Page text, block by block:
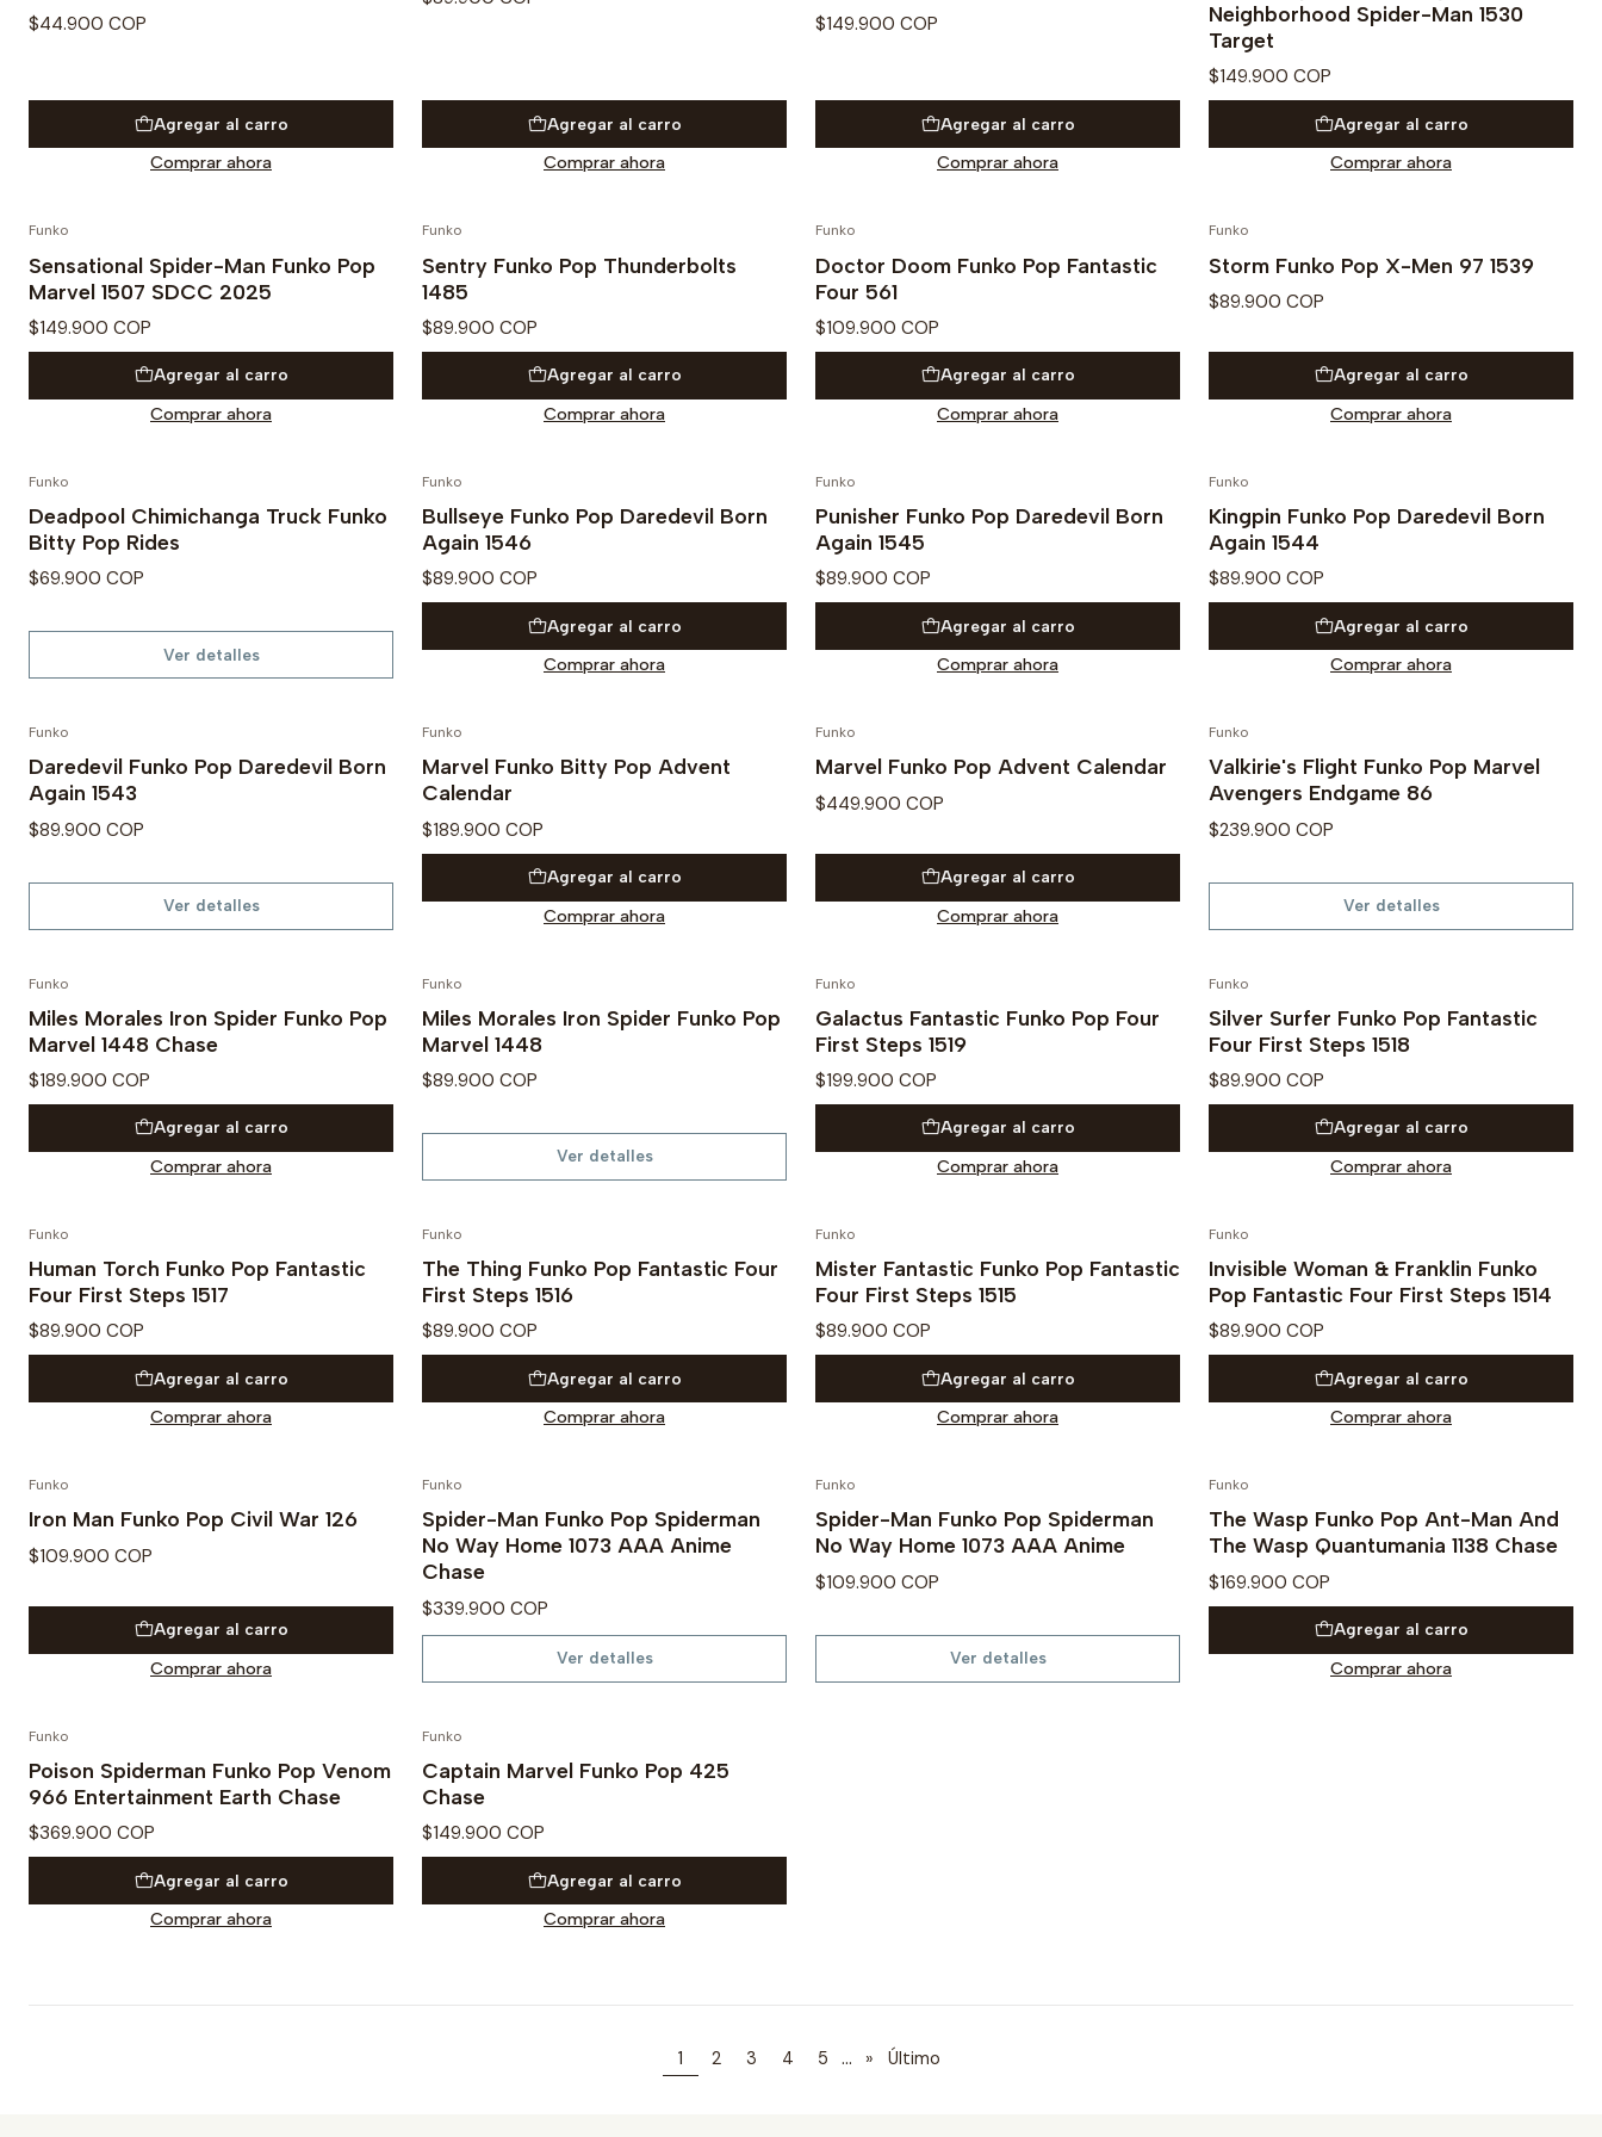
$44.900 COP
Agregar al carro
Comprar ahora
Agregar al carro
Comprar ahora
$149.900 COP
Agregar al carro
Comprar ahora
Neighborhood Spider-Man 1530
Target
$149.900 COP
Agregar al carro
Comprar ahora
Funko
Sensational Spider-Man Funko Pop
Marvel 1507 SDCC 2025
$149.900 COP
Agregar al carro
Comprar ahora
Funko
Sentry Funko Pop Thunderbolts
1485
$89.900 COP
Agregar al carro
Comprar ahora
Funko
Doctor Doom Funko Pop Fantastic
Four 561
$109.900 COP
Agregar al carro
Comprar ahora
Funko
Storm Funko Pop X-Men 97 1539
$89.900 COP
Agregar al carro
Comprar ahora
Funko
Deadpool Chimichanga Truck Funko
Bitty Pop Rides
$69.900 COP
Ver detalles
Funko
Bullseye Funko Pop Daredevil Born
Again 1546
$89.900 COP
Agregar al carro
Comprar ahora
Funko
Punisher Funko Pop Daredevil Born
Again 1545
$89.900 COP
Agregar al carro
Comprar ahora
Funko
Kingpin Funko Pop Daredevil Born
Again 1544
$89.900 COP
Agregar al carro
Comprar ahora
Funko
Daredevil Funko Pop Daredevil Born
Again 1543
$89.900 COP
Ver detalles
Funko
Marvel Funko Bitty Pop Advent
Calendar
$189.900 COP
Agregar al carro
Comprar ahora
Funko
Marvel Funko Pop Advent Calendar
$449.900 COP
Agregar al carro
Comprar ahora
Funko
Valkirie's Flight Funko Pop Marvel
Avengers Endgame 86
$239.900 COP
Ver detalles
Funko
Miles Morales Iron Spider Funko Pop
Marvel 1448 Chase
$189.900 COP
Agregar al carro
Comprar ahora
Funko
Miles Morales Iron Spider Funko Pop
Marvel 1448
$89.900 COP
Ver detalles
Funko
Galactus Fantastic Funko Pop Four
First Steps 1519
$199.900 COP
Agregar al carro
Comprar ahora
Funko
Silver Surfer Funko Pop Fantastic
Four First Steps 1518
$89.900 COP
Agregar al carro
Comprar ahora
Funko
Human Torch Funko Pop Fantastic
Four First Steps 1517
$89.900 COP
Agregar al carro
Comprar ahora
Funko
The Thing Funko Pop Fantastic Four
First Steps 1516
$89.900 COP
Agregar al carro
Comprar ahora
Funko
Mister Fantastic Funko Pop Fantastic
Four First Steps 1515
$89.900 COP
Agregar al carro
Comprar ahora
Funko
Invisible Woman & Franklin Funko
Pop Fantastic Four First Steps 1514
$89.900 COP
Agregar al carro
Comprar ahora
Funko
Iron Man Funko Pop Civil War 126
$109.900 COP
Agregar al carro
Comprar ahora
Funko
Spider-Man Funko Pop Spiderman
No Way Home 1073 AAA Anime
Chase
$339.900 COP
Ver detalles
Funko
Spider-Man Funko Pop Spiderman
No Way Home 1073 AAA Anime
$109.900 COP
Ver detalles
Funko
The Wasp Funko Pop Ant-Man And
The Wasp Quantumania 1138 Chase
$169.900 COP
Agregar al carro
Comprar ahora
Funko
Poison Spiderman Funko Pop Venom
966 Entertainment Earth Chase
$369.900 COP
Agregar al carro
Comprar ahora
Funko
Captain Marvel Funko Pop 425
Chase
$149.900 COP
Agregar al carro
Comprar ahora
1 2 3 4 5 ... » Último